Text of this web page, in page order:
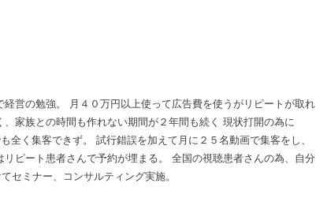
経営の勉強。 月４０万円以上使って広告費を使うがリピートが取れ
家族との時間も作れない期間が２年間も続く 現状打開の為に
全く集客できず。 試行錯誤を加えて月に２５名動画で集客をし、
ピート患者さんで予約が埋まる。 全国の視聴患者さんの為、自分
セミナー、コンサルティング実施。